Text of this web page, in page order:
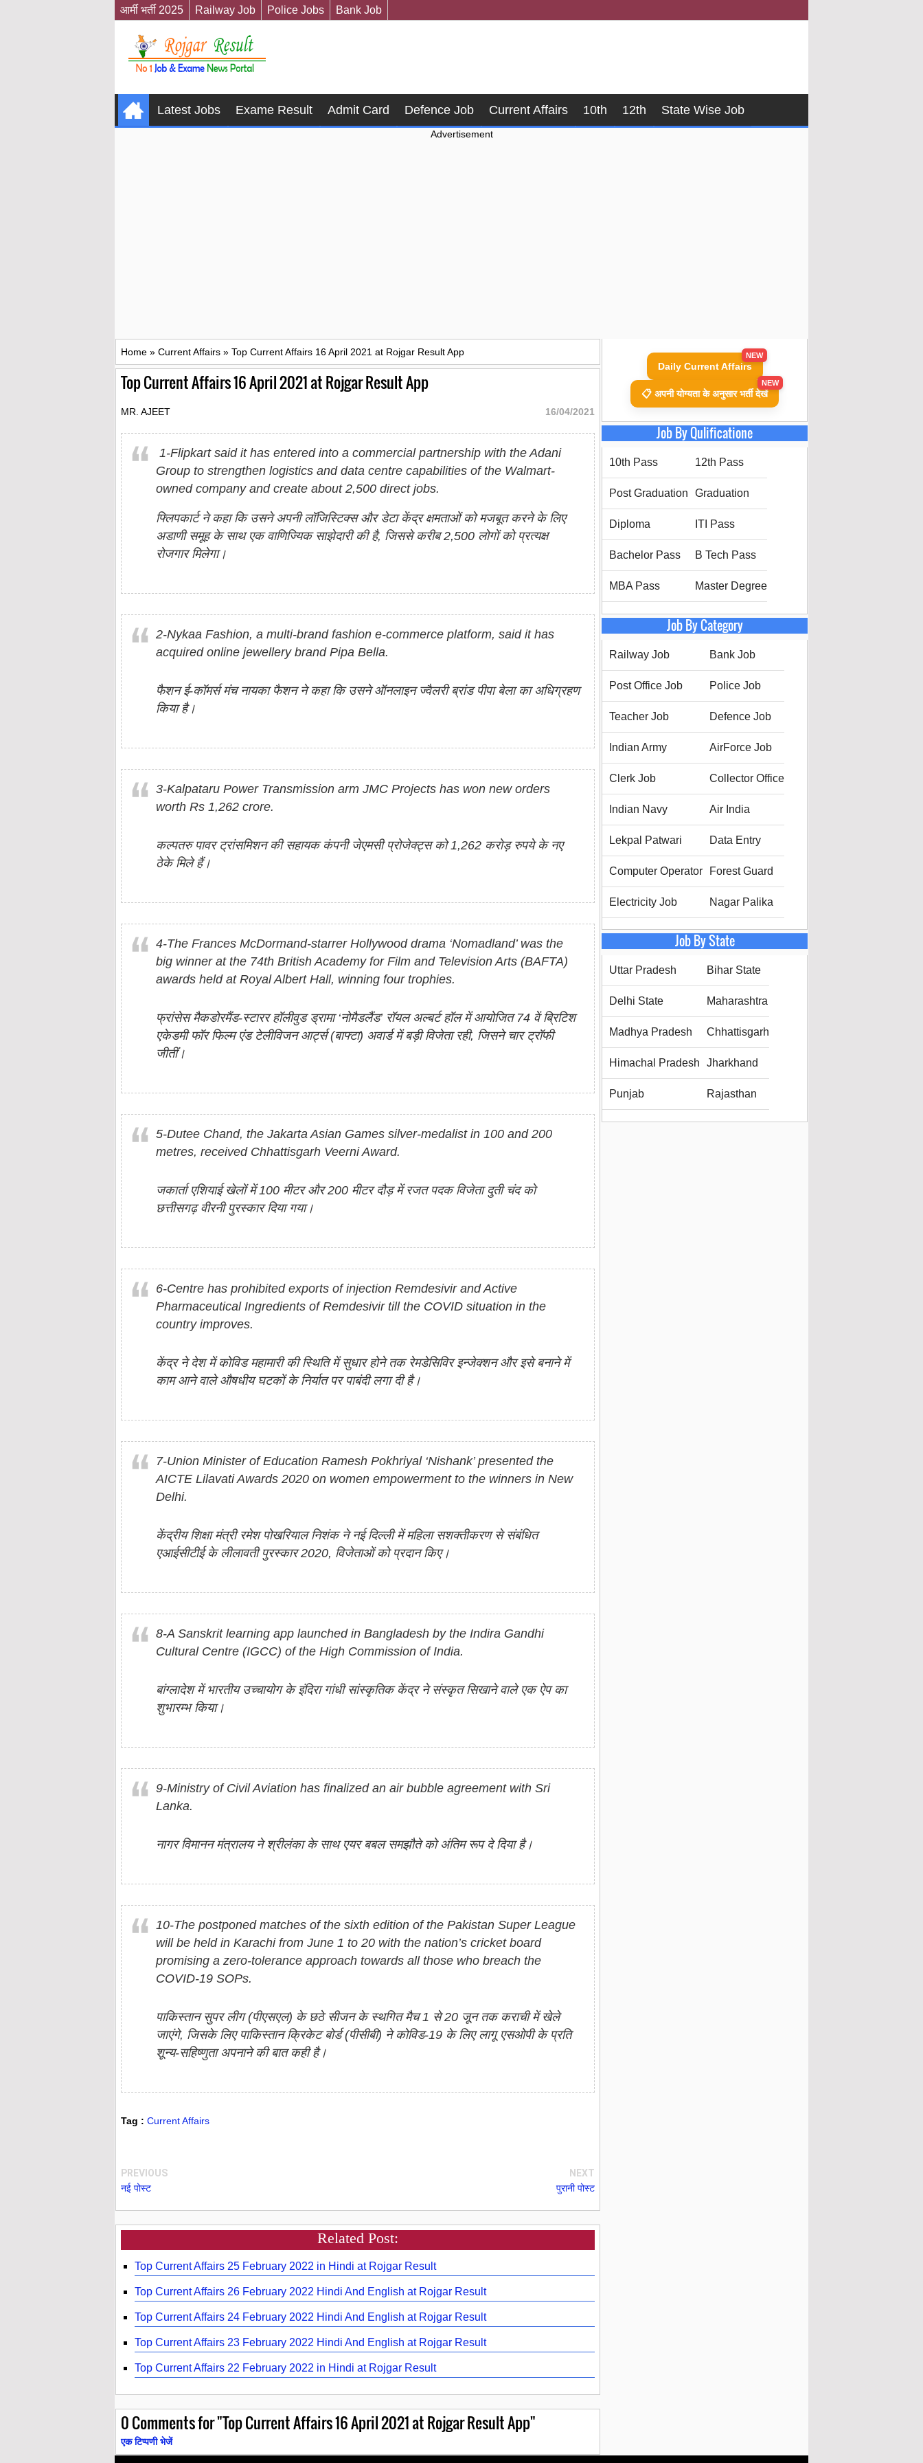
आर्मी भर्ती 2025 Railway Job Police Jobs Bank Job
Latest Jobs Exame Result Admit Card Defence Job Current Affairs 10th 12th State Wise Job
Advertisement
Home » Current Affairs » Top Current Affairs 16 April 2021 at Rojgar Result App
Top Current Affairs 16 April 2021 at Rojgar Result App
MR. AJEET 16/04/2021
1-Flipkart said it has entered into a commercial partnership with the Adani
Group to strengthen logistics and data centre capabilities of the Walmart-
owned company and create about 2,500 direct jobs.
फ्लिपकार्ट ने कहा कि उसने अपनी लॉजिस्टिक्स और डेटा केंद्र क्षमताओं को मजबूत करने के लिए
अडाणी समूह के साथ एक वाणिज्यिक साझेदारी की है, जिससे करीब 2,500 लोगों को प्रत्यक्ष
रोजगार मिलेगा।
2-Nykaa Fashion, a multi-brand fashion e-commerce platform, said it has
acquired online jewellery brand Pipa Bella.
फैशन ई-कॉमर्स मंच नायका फैशन ने कहा कि उसने ऑनलाइन ज्वैलरी ब्रांड पीपा बेला का अधिग्रहण
किया है।
3-Kalpataru Power Transmission arm JMC Projects has won new orders
worth Rs 1,262 crore.
कल्पतरु पावर ट्रांसमिशन की सहायक कंपनी जेएमसी प्रोजेक्ट्स को 1,262 करोड़ रुपये के नए
ठेके मिले हैं।
4-The Frances McDormand-starrer Hollywood drama ‘Nomadland’ was the
big winner at the 74th British Academy for Film and Television Arts (BAFTA)
awards held at Royal Albert Hall, winning four trophies.
फ्रांसेस मैकडोरमैंड-स्टारर हॉलीवुड ड्रामा ‘नोमैडलैंड’ रॉयल अल्बर्ट हॉल में आयोजित 74 वें ब्रिटिश
एकेडमी फॉर फिल्म एंड टेलीविजन आर्ट्स (बाफ्टा) अवार्ड में बड़ी विजेता रही, जिसने चार ट्रॉफी
जीतीं।
5-Dutee Chand, the Jakarta Asian Games silver-medalist in 100 and 200
metres, received Chhattisgarh Veerni Award.
जकार्ता एशियाई खेलों में 100 मीटर और 200 मीटर दौड़ में रजत पदक विजेता दुती चंद को
छत्तीसगढ़ वीरनी पुरस्कार दिया गया।
6-Centre has prohibited exports of injection Remdesivir and Active
Pharmaceutical Ingredients of Remdesivir till the COVID situation in the
country improves.
केंद्र ने देश में कोविड महामारी की स्थिति में सुधार होने तक रेमडेसिविर इन्‍जेक्‍शन और इसे बनाने में
काम आने वाले औषधीय घटकों के निर्यात पर पाबंदी लगा दी है।
7-Union Minister of Education Ramesh Pokhriyal ‘Nishank’ presented the
AICTE Lilavati Awards 2020 on women empowerment to the winners in New
Delhi.
केंद्रीय शिक्षा मंत्री रमेश पोखरियाल निशंक ने नई दिल्‍ली में महिला सशक्‍तीकरण से संबंधित
एआईसीटीई के लीलावती पुरस्‍कार 2020, विजेताओं को प्रदान किए।
8-A Sanskrit learning app launched in Bangladesh by the Indira Gandhi
Cultural Centre (IGCC) of the High Commission of India.
बांग्‍लादेश में भारतीय उच्‍चायोग के इंदिरा गांधी सांस्‍कृतिक केंद्र ने संस्‍कृत सिखाने वाले एक ऐप का
शुभारम्‍भ किया।
9-Ministry of Civil Aviation has finalized an air bubble agreement with Sri
Lanka.
नागर विमानन मंत्रालय ने श्रीलंका के साथ एयर बबल समझौते को अंतिम रूप दे दिया है।
10-The postponed matches of the sixth edition of the Pakistan Super League
will be held in Karachi from June 1 to 20 with the nation’s cricket board
promising a zero-tolerance approach towards all those who breach the
COVID-19 SOPs.
पाकिस्तान सुपर लीग (पीएसएल) के छठे सीजन के स्थगित मैच 1 से 20 जून तक कराची में खेले
जाएंगे, जिसके लिए पाकिस्तान क्रिकेट बोर्ड (पीसीबी) ने कोविड-19 के लिए लागू एसओपी के प्रति
शून्य-सहिष्णुता अपनाने की बात कही है।
Tag : Current Affairs
PREVIOUS
नई पोस्ट
NEXT
पुरानी पोस्ट
Related Post:
Top Current Affairs 25 February 2022 in Hindi at Rojgar Result
Top Current Affairs 26 February 2022 Hindi And English at Rojgar Result
Top Current Affairs 24 February 2022 Hindi And English at Rojgar Result
Top Current Affairs 23 February 2022 Hindi And English at Rojgar Result
Top Current Affairs 22 February 2022 in Hindi at Rojgar Result
0Comments for "Top Current Affairs 16 April 2021 at Rojgar Result App"
एक टिप्पणी भेजें
Daily Current Affairs
NEW
📋 अपनी योग्यता के अनुसार भर्ती देखें
NEW
Job By Qulificatione
10th Pass 12th Pass
Post Graduation Graduation
Diploma ITI Pass
Bachelor Pass B Tech Pass
MBA Pass Master Degree
Job By Category
Railway Job Bank Job
Post Office Job Police Job
Teacher Job Defence Job
Indian Army AirForce Job
Clerk Job Collector Office
Indian Navy Air India
Lekpal Patwari Data Entry
Computer Operator Forest Guard
Electricity Job Nagar Palika
Job By State
Uttar Pradesh Bihar State
Delhi State Maharashtra
Madhya Pradesh Chhattisgarh
Himachal Pradesh Jharkhand
Punjab Rajasthan